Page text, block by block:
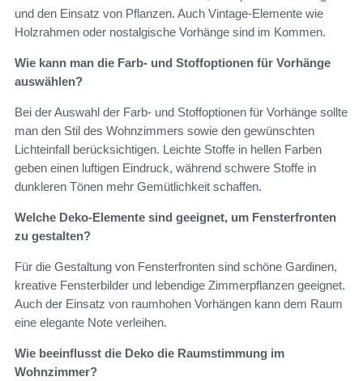
und den Einsatz von Pflanzen. Auch Vintage-Elemente wie
Holzrahmen oder nostalgische Vorhänge sind im Kommen.
Wie kann man die Farb- und Stoffoptionen für Vorhänge
auswählen?
Bei der Auswahl der Farb- und Stoffoptionen für Vorhänge sollte
man den Stil des Wohnzimmers sowie den gewünschten
Lichteinfall berücksichtigen. Leichte Stoffe in hellen Farben
geben einen luftigen Eindruck, während schwere Stoffe in
dunkleren Tönen mehr Gemütlichkeit schaffen.
Welche Deko-Elemente sind geeignet, um Fensterfronten
zu gestalten?
Für die Gestaltung von Fensterfronten sind schöne Gardinen,
kreative Fensterbilder und lebendige Zimmerpflanzen geeignet.
Auch der Einsatz von raumhohen Vorhängen kann dem Raum
eine elegante Note verleihen.
Wie beeinflusst die Deko die Raumstimmung im
Wohnzimmer?